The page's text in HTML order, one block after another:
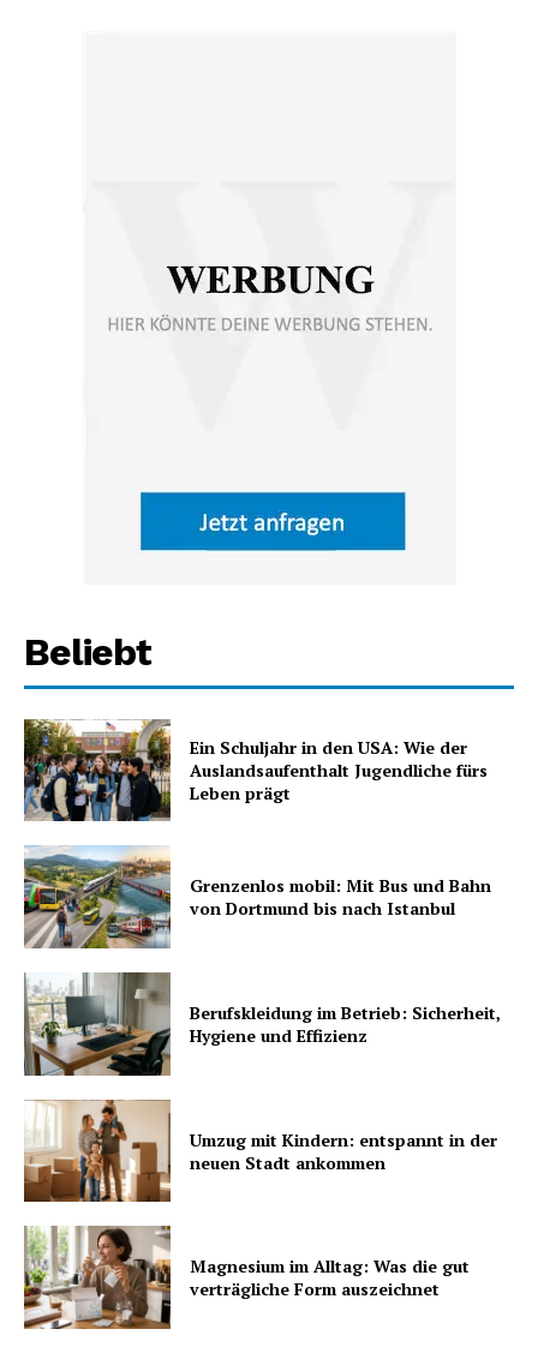
Beliebt
Ein Schuljahr in den USA: Wie der
Auslandsaufenthalt Jugendliche fürs
Leben prägt
Grenzenlos mobil: Mit Bus und Bahn
von Dortmund bis nach Istanbul
Berufskleidung im Betrieb: Sicherheit,
Hygiene und Effizienz
Umzug mit Kindern: entspannt in der
neuen Stadt ankommen
Magnesium im Alltag: Was die gut
verträgliche Form auszeichnet